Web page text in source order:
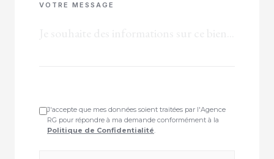
VOTRE MESSAGE
J'accepte que mes données soient traitées par l'Agence
RG pour répondre à ma demande conformément à la
Politique de Confidentialité.